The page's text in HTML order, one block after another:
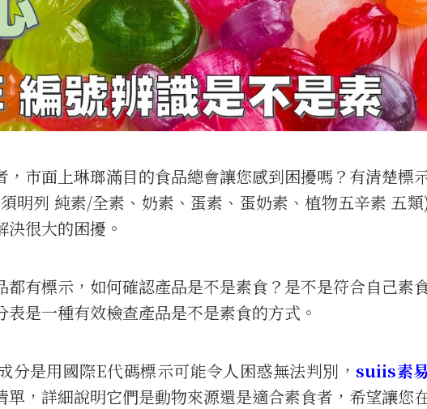
，市面上琳瑯滿目的食品總會讓您感到困擾嗎？有清楚標
明列 純素/全素、奶素、蛋素、蛋奶素、植物五辛素 五
很大的困擾。
都有標示，如何確認產品是不是素食？是不是符合自己素
是一種有效檢查產品是不是素食的方式。
分是用國際E代碼標示可能令人困惑無法判別， suiis素
單，詳細說明它們是動物來源還是適合素食者，希望讓您